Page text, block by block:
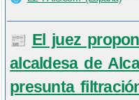
📰 El juez
alcaldesa de
presunta